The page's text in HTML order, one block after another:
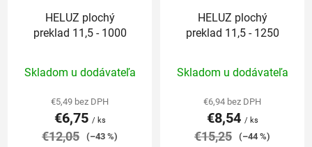
HELUZ plochý
preklad 11,5 - 1000
hodnotenie
produktu
je
5,0
Skladom u dodávateľa
€5,49 bez DPH
€6,75 / ks
€12,05 (–43 %)
HELUZ plochý
preklad 11,5 - 1250
hodnotenie
produktu
je
5,0
Skladom u dodávateľa
€6,94 bez DPH
€8,54 / ks
€15,25 (–44 %)